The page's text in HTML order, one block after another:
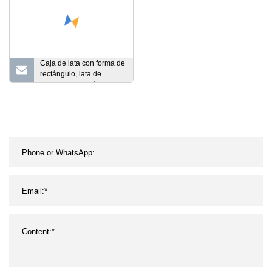
Caja de lata con forma de
rectángulo, lata de
perfume y cosmética, caja